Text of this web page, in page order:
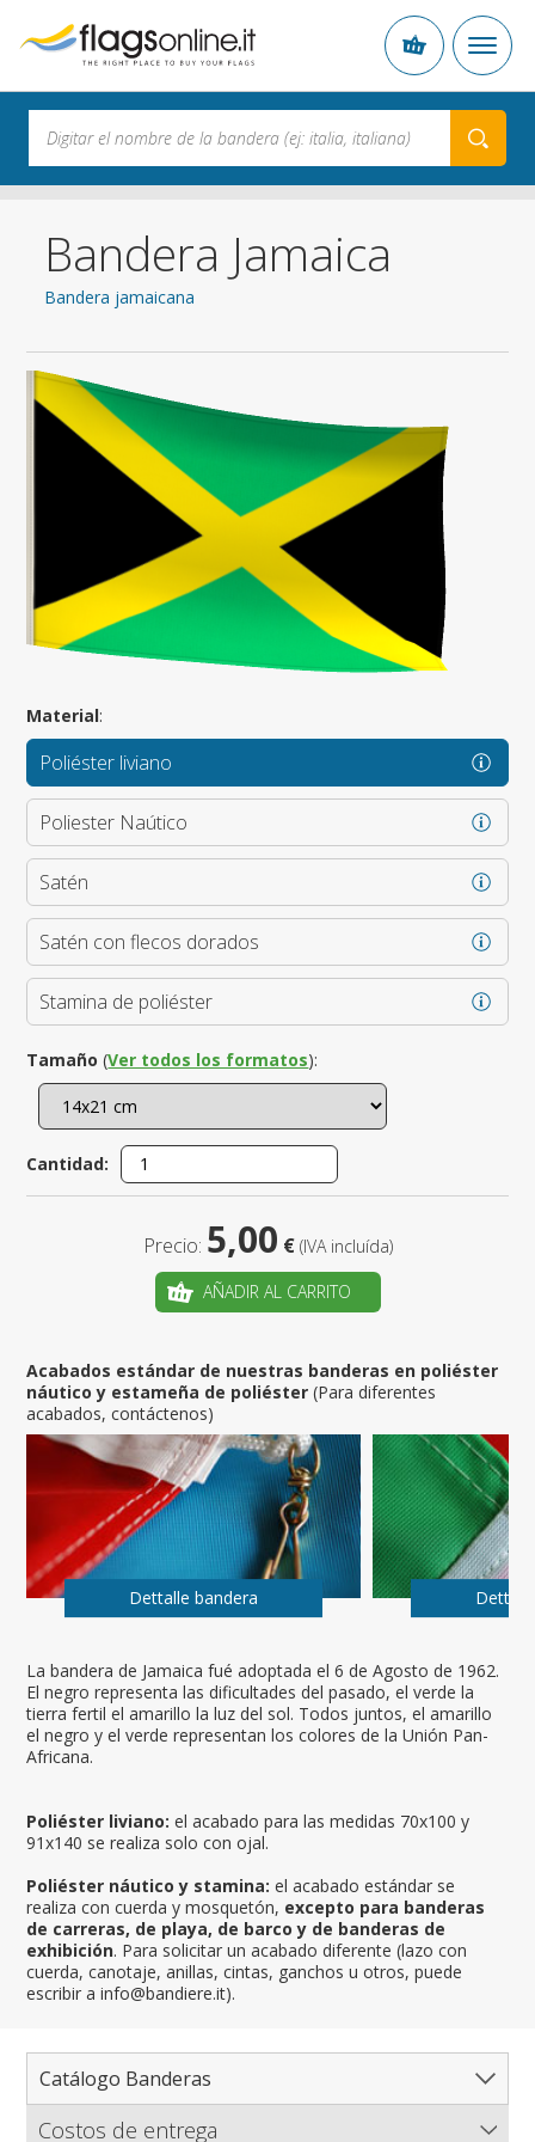
Bandera Jamaica
Bandera jamaicana
La bandera de Jamaica fué adoptada el 6 de Agosto de 1962.
El negro representa las dificultades del pasado, el verde la
tierra fertil el amarillo la luz del sol. Todos juntos, el amarillo
el negro y el verde representan los colores de la Unión Pan-
Africana.
Poliéster liviano: el acabado para las medidas 70x100 y
91x140 se realiza solo con ojal.
Poliéster náutico y stamina: el acabado estándar se
realiza con cuerda y mosquetón, excepto para banderas
de carreras, de playa, de barco y de banderas de
exhibición. Para solicitar un acabado diferente (lazo con
cuerda, canotaje, anillas, cintas, ganchos u otros, puede
escribir a info@bandiere.it).
Material:
Poliéster liviano
Poliester Naútico
Satén
Satén con flecos dorados
Stamina de poliéster
Tamaño (Ver todos los formatos):
Cantidad:
Precio: 5,00 € (IVA incluída)
AÑADIR AL CARRITO
Acabados estándar de nuestras banderas en poliéster
náutico y estameña de poliéster (Para diferentes
acabados, contáctenos)
Dettalle bandera
Catálogo Banderas
Catálogo completo de banderas
Costos de entrega